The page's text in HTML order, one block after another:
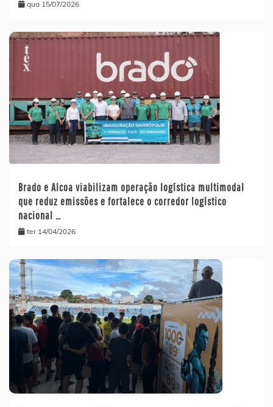
qua 15/07/2026
Brado e Alcoa viabilizam operação logística multimodal
que reduz emissões e fortalece o corredor logístico
nacional …
ter 14/04/2026